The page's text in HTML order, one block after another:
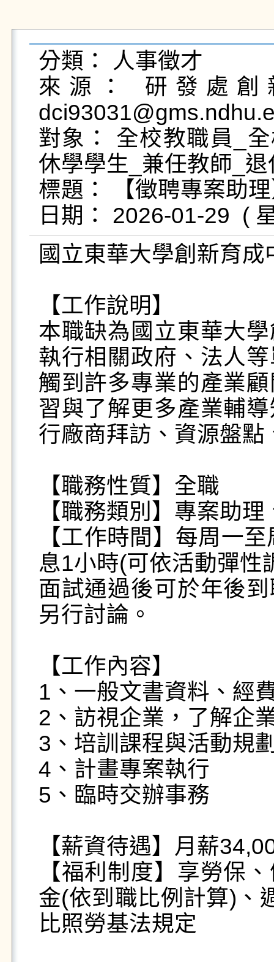
分類： 人事徵才
來源： 研發處
對象： 全校教職員_
休學學生_兼任教師_
標題： 【徵聘專案助
國立東華大學創新育
【工作說明】
本職缺為國立東華大
執行相關政府、法人
觸到許多專業的產業
習與了解更多產業輔
行廠商拜訪、資源盤點
【職務性質】全職
【職務類別】專案助
【工作時間】每周一
息1小時(可依活動彈性
面試通過後可於年後
另行討論。
【工作內容】
1、一般文書資料、經
2、訪視企業，了解企
3、培訓課程與活動規
4、計畫專案執行
5、臨時交辦事務
【薪資待遇】月薪
【福利制度】享勞保
金(依到職比例計算)、
比照勞基法規定